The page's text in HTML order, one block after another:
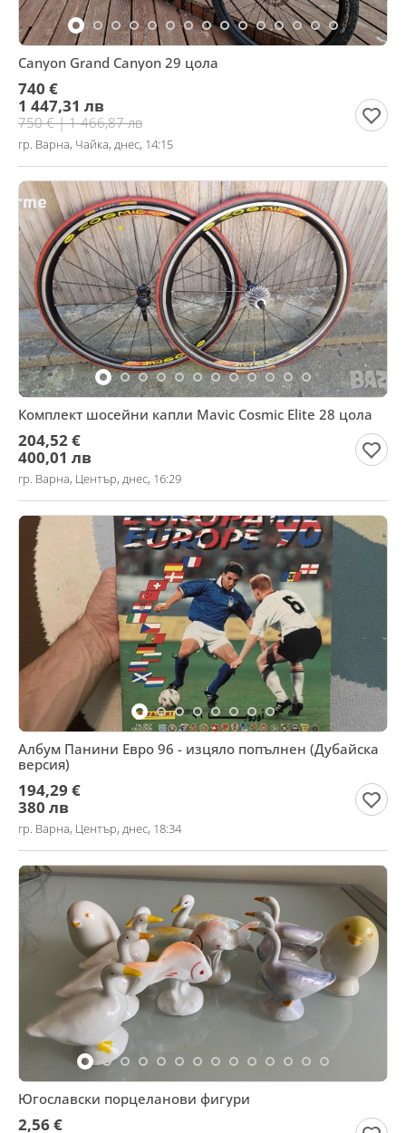
Canyon Grand Canyon 29 цола
740 €
1 447,31 лв
750 € | 1 466,87 лв
гр. Варна, Чайка, днес, 14:15
Комплект шосейни капли Mavic Cosmic Elite 28 цола
204,52 €
400,01 лв
гр. Варна, Център, днес, 16:29
Албум Панини Евро 96 - изцяло попълнен (Дубайска
версия)
194,29 €
380 лв
гр. Варна, Център, днес, 18:34
Югославски порцеланови фигури
2,56 €